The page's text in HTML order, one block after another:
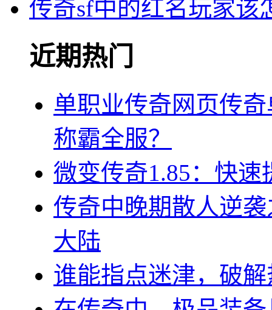
传奇sf中的红名玩家该
近期热门
单职业传奇网页传
称霸全服？
微变传奇1.85：快
传奇中晚期散人逆
大陆
谁能指点迷津，破